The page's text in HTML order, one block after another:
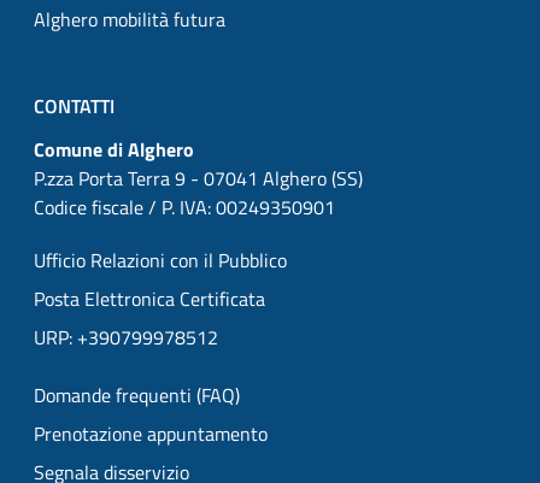
Alghero mobilità futura
CONTATTI
Comune di Alghero
P.zza Porta Terra 9 - 07041 Alghero (SS)
Codice fiscale / P. IVA: 00249350901
Ufficio Relazioni con il Pubblico
Posta Elettronica Certificata
URP: +390799978512
Domande frequenti (FAQ)
Prenotazione appuntamento
Segnala disservizio